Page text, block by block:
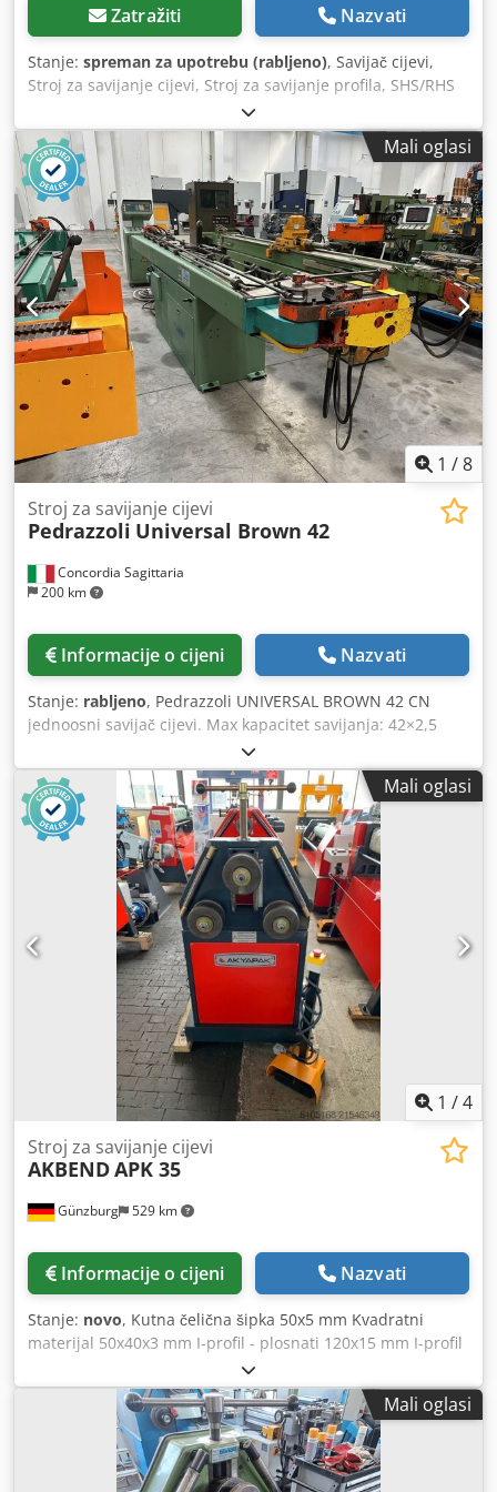
Zatražiti Nazvati
Stanje: spreman za upotrebu (rabljeno), Savijač cijevi,
Stroj za savijanje cijevi, Stroj za savijanje profila, SHS/RHS
savijač, Rabljeni stroj Proizvođač: Schwarze-Wirtz Model:
Perfect H135 Dimenzije: 6115 x 2870 x 1300 mm Kapacitet
savijanja: Okrugla cijev: Ø 130 mm, radijus savijanja: 500
mm Kvadratna cijev: 30 mm, radijus: 380 mm 45 mm,
radijus: 500 mm 50 mm, radijus: 500 mm 70 mm, radijus:
500 mm 90 mm, radijus: 500 mm Dkodpfx Aswhmv Usp Aor
Kut savijanja: do 180° Električne specifikacije: 380 V
Mali oglasi
1 /8
Concordia Sagittaria
200 km
Stroj za savijanje cijevi
Pedrazzoli Universal Brown 42
Informacije o cijeni Nazvati
Stanje: rabljeno, Pedrazzoli UNIVERSAL BROWN 42 CN
jednoosni savijač cijevi. Max kapacitet savijanja: 42×2,5
mm. Minimalni unutarnji radijus zakrivljenosti: 22 mm.
Maksimalni prosječni radijus savijanja pri radu s valjcima:
260 mm. Maksimalni kut savijanja: 185°. Maksimalna
duljina cijevi za savijanje: 3100 mm. Instalirana snaga: 5,5
kW. Dsdpfx Ajqgd Ekjp Askr Dimenzije: 4700x800x1300 mm.
Težina: 1100 kg.
Mali oglasi
1 /4
Günzburg 529 km
Stroj za savijanje cijevi
AKBENDAPK 35
Informacije o cijeni Nazvati
Stanje: novo, Kutna čelična šipka 50x5 mm Kvadratni
materijal 50x40x3 mm I-profil - plosnati 120x15 mm I-profil
- uspravno 60x10 mm Okrugli materijal Ø 35 mm Promjer
cijevi Ø 70x2 mm Promjer valjka 155 mm Brzina savijanja
4,3 m/min Promjer vratila 50 mm Ukupna potrebna snaga
1,5 kW Težina 400 kg Dimenzije D x Š x V 830x730x1350
mm Oprema: - Kaljena specialna čelična vratila - Jedan set
kaljenih valjaka - Donji valjci su pogonjeni - Bočni
Mali oglasi